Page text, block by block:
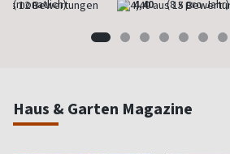
(monatlich) 4,40 (8 x pro Jahr)
Haus & Garten Magazine